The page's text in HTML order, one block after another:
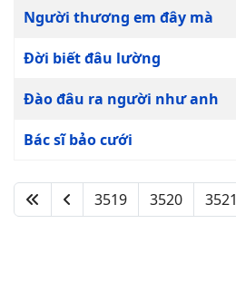
Người thương em đây mà
Đời biết đâu lường
Đào đâu ra người như anh
Bác sĩ bảo cưới
3519 3520 3521